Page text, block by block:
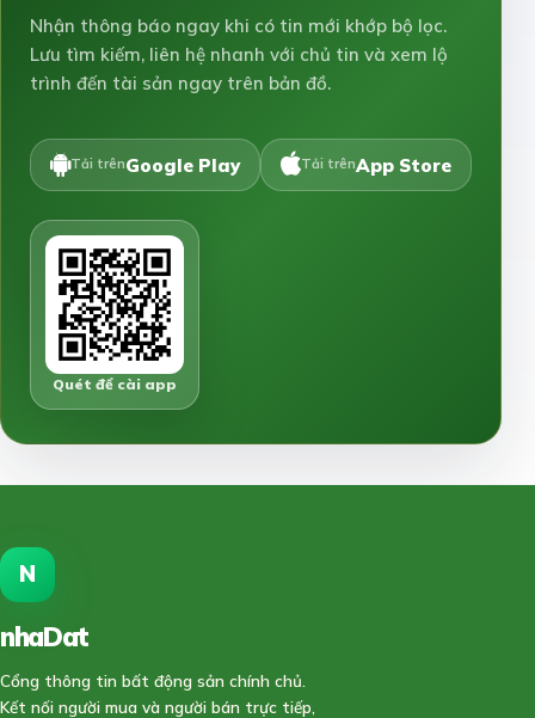
Nhận thông báo ngay khi có tin mới khớp bộ lọc.
Lưu tìm kiếm, liên hệ nhanh với chủ tin và xem lộ
trình đến tài sản ngay trên bản đồ.
Tải trênGoogle Play Tải trênApp Store
Quét để cài app
N
nhaDat
Cổng thông tin bất động sản chính chủ.
Kết nối người mua và người bán trực tiếp,